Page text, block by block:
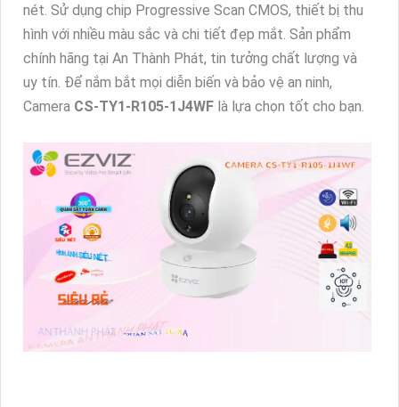
nét. Sử dụng chip Progressive Scan CMOS, thiết bị thu
hình với nhiều màu sắc và chi tiết đẹp mắt. Sản phẩm
chính hãng tại An Thành Phát, tin tưởng chất lượng và
uy tín. Để nắm bắt mọi diễn biến và bảo vệ an ninh,
Camera CS-TY1-R105-1J4WF là lựa chọn tốt cho bạn.